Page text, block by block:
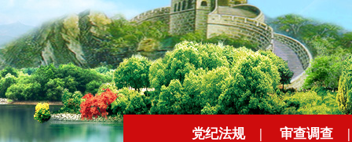
党纪法规 | 审查调查 |